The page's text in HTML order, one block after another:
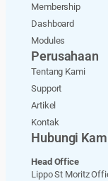
Membership
Dashboard
Modules
Perusahaan
Tentang Kami
Support
Artikel
Kontak
Hubungi
Head Office
Lippo St Moritz